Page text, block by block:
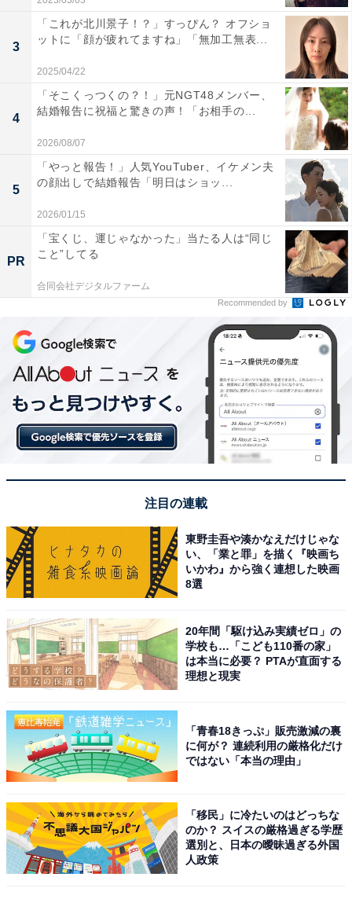
3
「これが北川景子！？」すっぴん？ オフショ
ットに「顔が疲れてますね」「無加工無表...
2025/04/22
4
「そこくっつくの？！」元NGT48メンバー、
結婚報告に祝福と驚きの声！「お相手の...
2026/08/07
5
「やっと報告！」人気YouTuber、イケメン夫
の顔出しで結婚報告「明日はショッ...
2026/01/15
PR
「宝くじ、運じゃなかった」当たる人は“同じ
こと”してる
合同会社デジタルファーム
Recommended by
注目の連載
東野圭吾や湊かなえだけじゃな
い、「業と罪」を描く『映画ち
いかわ』から強く連想した映画
8選
20年間「駆け込み実績ゼロ」の
学校も…「こども110番の家」
は本当に必要？ PTAが直面する
理想と現実
「青春18きっぷ」販売激減の裏
に何が？ 連続利用の厳格化だけ
ではない「本当の理由」
「移民」に冷たいのはどっちな
のか？ スイスの厳格過ぎる学歴
選別と、日本の曖昧過ぎる外国
人政策